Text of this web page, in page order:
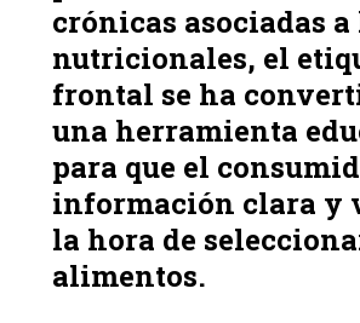
crónicas asociadas
nutricionales, el
frontal se ha
una herramienta
para que el
información clara y
la hora de
alimentos.